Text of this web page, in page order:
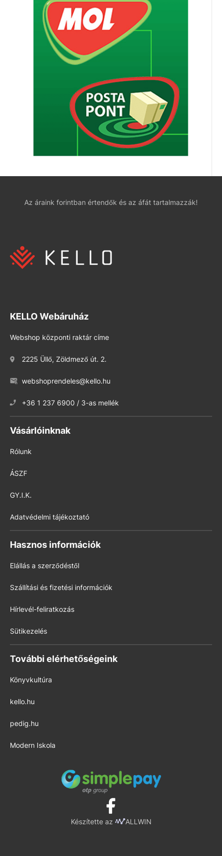
Az áraink forintban értendők és az áfát tartalmazzák!
KELLO Webáruház
Webshop központi raktár címe
2225 Üllő, Zöldmező út. 2.
webshoprendeles@kello.hu
+36 1 237 6900 / 3-as mellék
Vásárlóinknak
Rólunk
ÁSZF
GY.I.K.
Adatvédelmi tájékoztató
Hasznos információk
Elállás a szerződéstől
Szállítási és fizetési információk
Hírlevél-feliratkozás
Sütikezelés
További elérhetőségeink
Könyvkultúra
kello.hu
pedig.hu
Modern Iskola
Készítette az ALLWIN